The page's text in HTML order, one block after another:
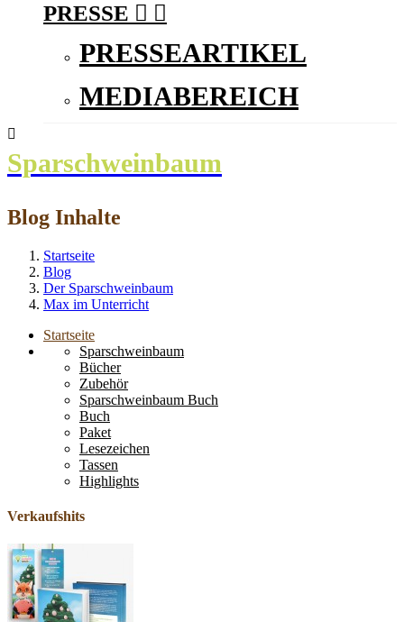
PRESSE  
PRESSEARTIKEL
MEDIABEREICH

Sparschweinbaum
Blog Inhalte
Startseite
Blog
Der Sparschweinbaum
Max im Unterricht
Startseite
Sparschweinbaum
Bücher
Zubehör
Sparschweinbaum Buch
Buch
Paket
Lesezeichen
Tassen
Highlights
Verkaufshits